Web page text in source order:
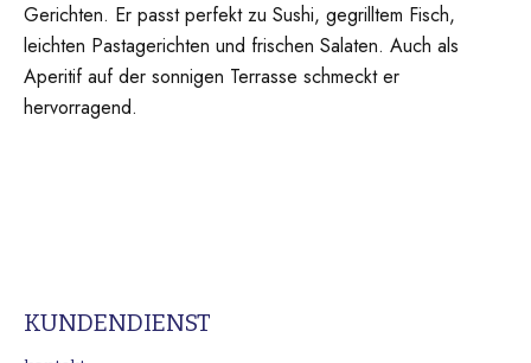
Gerichten. Er passt perfekt zu Sushi, gegrilltem Fisch,
leichten Pastagerichten und frischen Salaten. Auch als
Aperitif auf der sonnigen Terrasse schmeckt er
hervorragend.
KUNDENDIENST